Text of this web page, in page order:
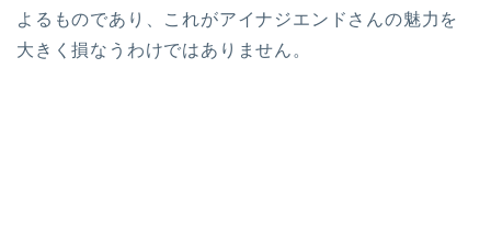
よるものであり、これがアイナジエンドさんの魅力を
大きく損なうわけではありません。